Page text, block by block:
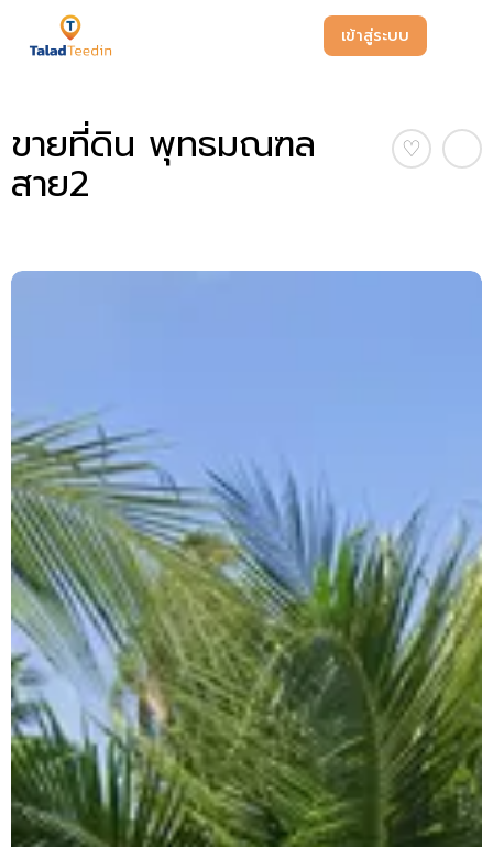
เข้าสู่ระบบ
ขายที่ดิน พุทธมณฑล
สาย2
♡